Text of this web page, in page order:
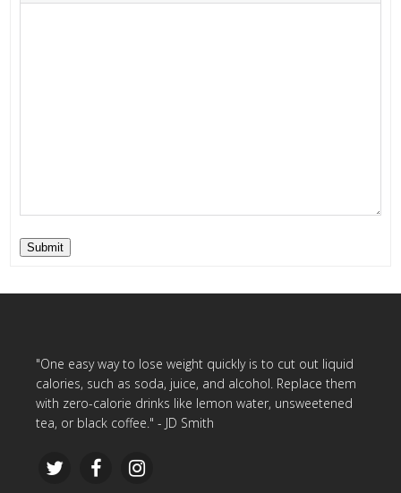
Submit
"One easy way to lose weight quickly is to cut out liquid
calories, such as soda, juice, and alcohol. Replace them
with zero-calorie drinks like lemon water, unsweetened
tea, or black coffee." - JD Smith